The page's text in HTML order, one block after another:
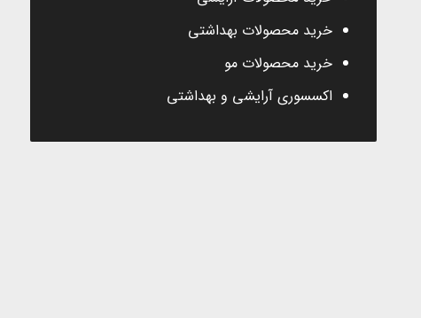
خرید محصولات بهداشتی
خرید محصولات مو
اکسسوری آرایشی و بهداشتی